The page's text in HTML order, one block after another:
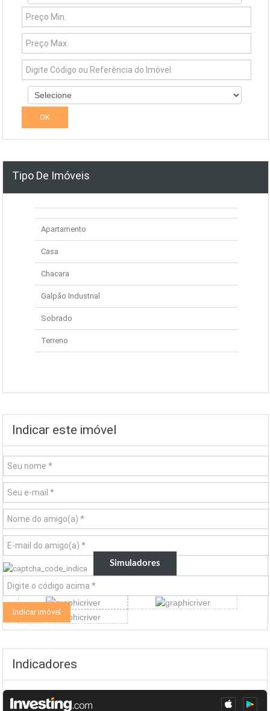
Tipo De Imóveis
Apartamento
Casa
Chacara
Galpão Industrial
Sobrado
Terreno
Indicar este imóvel
Simuladores
Indicadores